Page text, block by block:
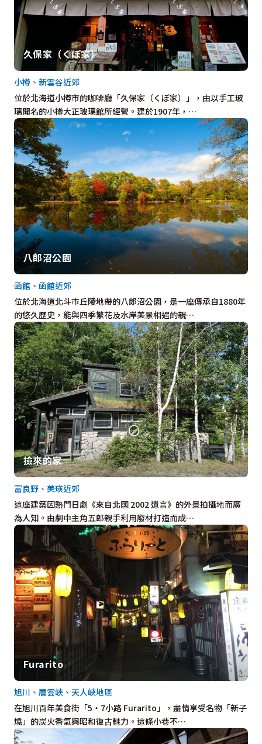
久保家（くぼ家）
位於北海道小樽市的咖啡廳「久保家（くぼ家）」，由以手工玻
璃聞名的小樽大正玻璃館所經營。建於1907年，…
小樽、新雪谷近郊
八郎沼公園
位於北海道北斗市丘陵地帶的八郎沼公園，是一座傳承自1880年
的悠久歷史，能與四季繁花及水岸美景相遇的親…
函館、函館近郊
撿來的家
這座建築因熱門日劇《來自北國 2002 遺言》的外景拍攝地而廣
為人知。由劇中主角五郎親手利用廢材打造而成…
富良野、美瑛近郊
Furarito
在旭川百年美食街「5・7小路 Furarito」，盡情享受名物「新子
燒」的炭火香氣與昭和復古魅力。這條小巷不…
旭川、層雲峽、天人峽地區